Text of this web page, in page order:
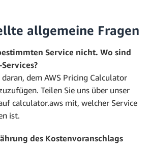
allgemeine Fragen
Service nicht. Wo sind
dem AWS Pricing Calculator
Teilen Sie uns über unser
calculator.aws mit, welcher Service
ist.
des Kostenvoranschlags